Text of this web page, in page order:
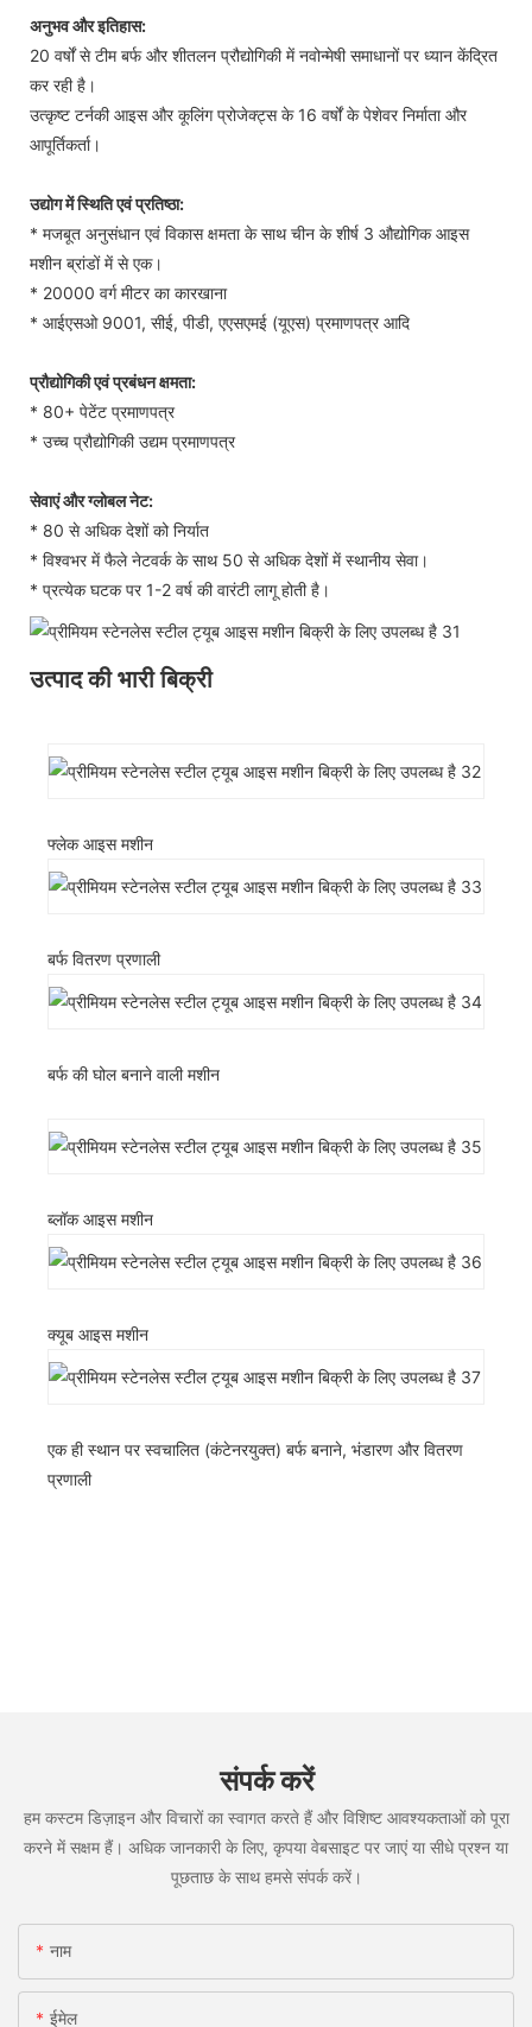
अनुभव और इतिहास:
20 वर्षों से टीम बर्फ और शीतलन प्रौद्योगिकी में नवोन्मेषी समाधानों पर ध्यान केंद्रित
कर रही है।
उत्कृष्ट टर्नकी आइस और कूलिंग प्रोजेक्ट्स के 16 वर्षों के पेशेवर निर्माता और
आपूर्तिकर्ता।
उद्योग में स्थिति एवं प्रतिष्ठा:
* मजबूत अनुसंधान एवं विकास क्षमता के साथ चीन के शीर्ष 3 औद्योगिक आइस
मशीन ब्रांडों में से एक।
* 20000 वर्ग मीटर का कारखाना
* आईएसओ 9001, सीई, पीडी, एएसएमई (यूएस) प्रमाणपत्र आदि
प्रौद्योगिकी एवं प्रबंधन क्षमता:
* 80+ पेटेंट प्रमाणपत्र
* उच्च प्रौद्योगिकी उद्यम प्रमाणपत्र
सेवाएं और ग्लोबल नेट:
* 80 से अधिक देशों को निर्यात
* विश्वभर में फैले नेटवर्क के साथ 50 से अधिक देशों में स्थानीय सेवा।
* प्रत्येक घटक पर 1-2 वर्ष की वारंटी लागू होती है।
उत्पाद की भारी बिक्री
फ्लेक आइस मशीन
बर्फ वितरण प्रणाली
बर्फ की घोल बनाने वाली मशीन
ब्लॉक आइस मशीन
क्यूब आइस मशीन
एक ही स्थान पर स्वचालित (कंटेनरयुक्त) बर्फ बनाने, भंडारण और वितरण
प्रणाली
संपर्क करें
हम कस्टम डिज़ाइन और विचारों का स्वागत करते हैं और विशिष्ट आवश्यकताओं को पूरा
करने में सक्षम हैं। अधिक जानकारी के लिए, कृपया वेबसाइट पर जाएं या सीधे प्रश्न या
पूछताछ के साथ हमसे संपर्क करें।
नाम
ईमेल